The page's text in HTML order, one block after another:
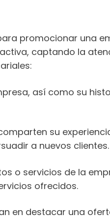
promocionar una
captando la
así como su
su
a nuevos clientes.
o servicios de la
ofrecidos.
en destacar una